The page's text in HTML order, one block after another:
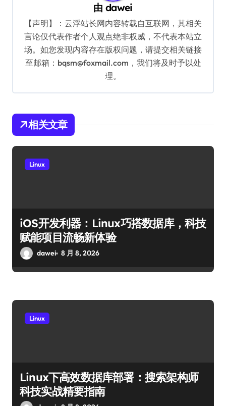
由dawei
【声明】：云浮站长网内容转载自互联网，其相关
言论仅代表作者个人观点绝非权威，不代表本站立
场。如您发现内容存在版权问题，请提交相关链接
至邮箱：bqsm@foxmail.com，我们将及时予以处
理。
相关文章
Linux
iOS开发利器：Linux巧搭数据库，科技
赋能项目流畅新体验
dawei 8 月 8, 2026
Linux
Linux下高效数据库部署：搜索架构师
科技实战精要指南